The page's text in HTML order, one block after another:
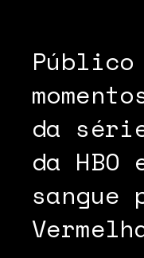
da
da HBO
sangue